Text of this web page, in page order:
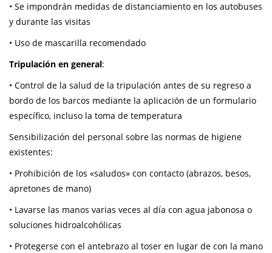
• Se impondrán medidas de distanciamiento en los autobuses
y durante las visitas
• Uso de mascarilla recomendado
Tripulación en general:
• Control de la salud de la tripulación antes de su regreso a
bordo de los barcos mediante la aplicación de un formulario
específico, incluso la toma de temperatura
Sensibilización del personal sobre las normas de higiene
existentes:
• Prohibición de los «saludos» con contacto (abrazos, besos,
apretones de mano)
• Lavarse las manos varias veces al día con agua jabonosa o
soluciones hidroalcohólicas
• Protegerse con el antebrazo al toser en lugar de con la mano